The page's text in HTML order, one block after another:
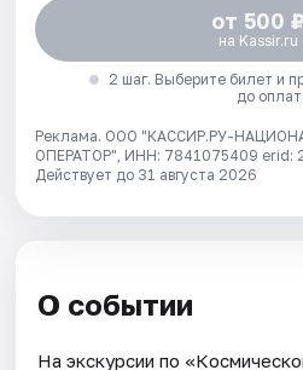
от 500
на Kassir.ru
2 шаг. Выберите билет и
до
Реклама. ООО "КАССИР.РУ-
ОПЕРАТОР", ИНН: 7841075409 erid:
Действует до 31 августа 2026
О событии
На экскурсии по